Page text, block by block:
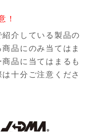
！
介している製品の
品にのみ当てはま
品に当てはまるも
十分ご注意くださ